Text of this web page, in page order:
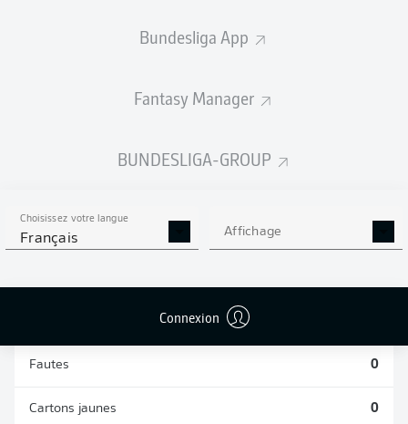
Bundesliga App
Fantasy Manager
BUNDESLIGA-GROUP
Choisissez votre langue
Français Affichage
Connexion
STATS DE LA SAISON
Fautes 0
Cartons jaunes 0